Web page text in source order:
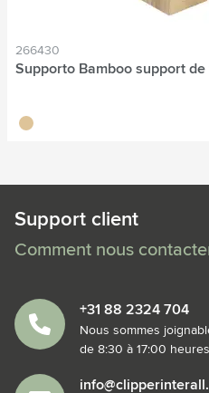
266430
Supporto Bamboo support
bambou
Support client
Comment nous
+31 88 2324 704
Nous sommes
de 8:30 à 17:00